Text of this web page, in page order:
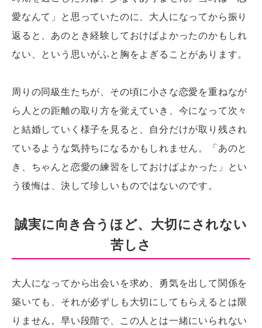
愛なんて」と思っていたのに、大人になってから振り
返ると、あのとき経験しておけばよかったのかもしれ
ない、という思いがふと胸をよぎることがあります。
周りの同級生たちが、その頃に小さな恋愛を重ねなが
ら人との距離の取り方を覚えていき、今になって次々
と結婚していく様子を見ると、自分だけが取り残され
ているような気持ちになるかもしれません。「あのと
き、ちゃんと恋愛の練習をしておけばよかった」とい
う後悔は、決して珍しいものではないのです。
誠実に向き合うほど、大切にされない
苦しさ
大人になってから出会いを求め、勇気を出して関係を
築いても、それが必ずしも大切にしてもらえるとは限
りません。早い段階で、この人とは一緒にいられない